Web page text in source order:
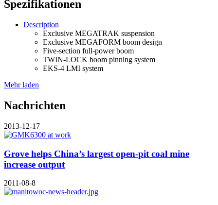
Spezifikationen
Description
Exclusive MEGATRAK suspension
Exclusive MEGAFORM boom design
Five-section full-power boom
TWIN-LOCK boom pinning system
EKS-4 LMI system
Mehr laden
Nachrichten
2013-12-17
Grove helps China’s largest open-pit coal mine
increase output
2011-08-8